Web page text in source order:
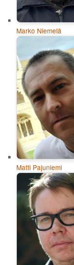
Marko Niemelä
Matti Pajuniemi